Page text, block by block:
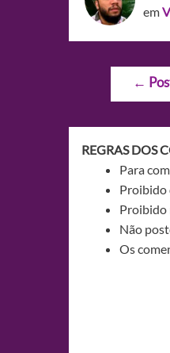
em
Navegação
←
REGRAS DOS
Para
Proibido
Proibido
Não
Os